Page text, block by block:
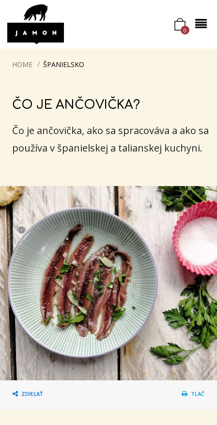
0
HOME ŠPANIELSKO
ČO JE ANČOVIČKA?
Čo je ančovička, ako sa spracováva a ako sa
používa v španielskej a talianskej kuchyni.
ZDIEĽAŤ TLAČ